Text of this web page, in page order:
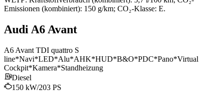
Emissionen (kombiniert): 150 g/km; CO₂-Klasse: E.
Audi A6 Avant
A6 Avant TDI quattro S
line*Navi*LED*Alu*AHK*HUD*B&O*PDC*Pano*Virtual
Cockpit*Kamera*Standheizung
Diesel
150 kW/203 PS